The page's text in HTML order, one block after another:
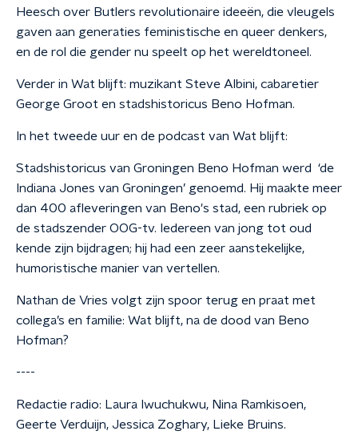
Heesch over Butlers revolutionaire ideeën, die vleugels
gaven aan generaties feministische en queer denkers,
en de rol die gender nu speelt op het wereldtoneel.
Verder in Wat blijft: muzikant Steve Albini, cabaretier
George Groot en stadshistoricus Beno Hofman.
In het tweede uur en de podcast van Wat blijft:
Stadshistoricus van Groningen Beno Hofman werd ‘de
Indiana Jones van Groningen’ genoemd. Hij maakte meer
dan 400 afleveringen van Beno's stad, een rubriek op
de stadszender OOG-tv. Iedereen van jong tot oud
kende zijn bijdragen; hij had een zeer aanstekelijke,
humoristische manier van vertellen.
Nathan de Vries volgt zijn spoor terug en praat met
collega’s en familie: Wat blijft, na de dood van Beno
Hofman?
----
Redactie radio: Laura Iwuchukwu, Nina Ramkisoen,
Geerte Verduijn, Jessica Zoghary, Lieke Bruins.